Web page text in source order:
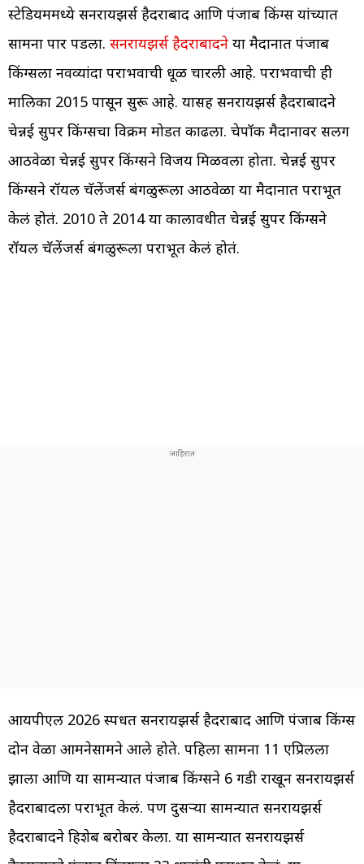
स्टेडियममध्ये सनरायझर्स हैदराबाद आणि पंजाब किंग्स यांच्यात
सामना पार पडला. सनरायझर्स हैदराबादने या मैदानात पंजाब
किंग्सला नवव्यांदा पराभवाची धूळ चारली आहे. पराभवाची ही
मालिका 2015 पासून सुरू आहे. यासह सनरायझर्स हैदराबादने
चेन्नई सुपर किंग्सचा विक्रम मोडत काढला. चेपॉक मैदानावर सलग
आठवेळा चेन्नई सुपर किंग्सने विजय मिळवला होता. चेन्नई सुपर
किंग्सने रॉयल चॅलेंजर्स बंगळुरूला आठवेळा या मैदानात पराभूत
केलं होतं. 2010 ते 2014 या कालावधीत चेन्नई सुपर किंग्सने
रॉयल चॅलेंजर्स बंगळुरूला पराभूत केलं होतं.
आयपीएल 2026 स्पर्धेत सनरायझर्स हैदराबाद आणि पंजाब किंग्स
दोन वेळा आमनेसामने आले होते. पहिला सामना 11 एप्रिलला
झाला आणि या सामन्यात पंजाब किंग्सने 6 गडी राखून सनरायझर्स
हैदराबादला पराभूत केलं. पण दुसऱ्या सामन्यात सनरायझर्स
हैदराबादने हिशेब बरोबर केला. या सामन्यात सनरायझर्स